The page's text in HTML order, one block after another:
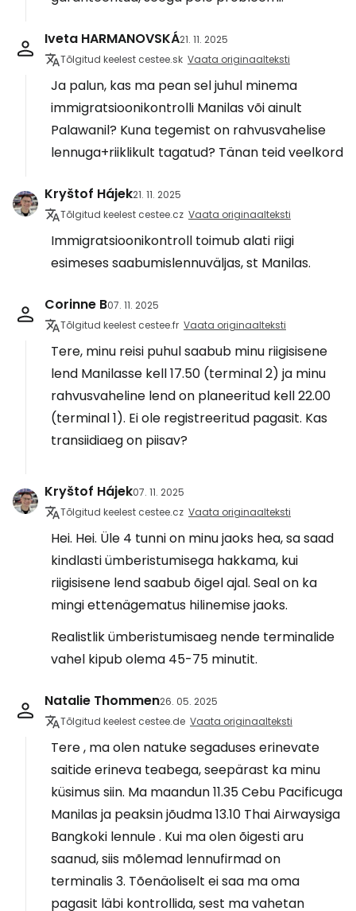
Iveta HARMANOVSKÁ21. 11. 2025
Tõlgitud keelest cestee.sk Vaata originaalteksti
Ja palun, kas ma pean sel juhul minema
immigratsioonikontrolli Manilas või ainult
Palawanil? Kuna tegemist on rahvusvahelise
lennuga+riiklikult tagatud? Tänan teid veelkord
Kryštof Hájek21. 11. 2025
Tõlgitud keelest cestee.cz Vaata originaalteksti
Immigratsioonikontroll toimub alati riigi
esimeses saabumislennuväljas, st Manilas.
Corinne B07. 11. 2025
Tõlgitud keelest cestee.fr Vaata originaalteksti
Tere, minu reisi puhul saabub minu riigisisene
lend Manilasse kell 17.50 (terminal 2) ja minu
rahvusvaheline lend on planeeritud kell 22.00
(terminal 1). Ei ole registreeritud pagasit. Kas
transiidiaeg on piisav?
Kryštof Hájek07. 11. 2025
Tõlgitud keelest cestee.cz Vaata originaalteksti
Hei. Hei. Üle 4 tunni on minu jaoks hea, sa saad
kindlasti ümberistumisega hakkama, kui
riigisisene lend saabub õigel ajal. Seal on ka
mingi ettenägematus hilinemise jaoks.
Realistlik ümberistumisaeg nende terminalide
vahel kipub olema 45-75 minutit.
Natalie Thommen26. 05. 2025
Tõlgitud keelest cestee.de Vaata originaalteksti
Tere , ma olen natuke segaduses erinevate
saitide erineva teabega, seepärast ka minu
küsimus siin. Ma maandun 11.35 Cebu Pacificuga
Manilas ja peaksin jõudma 13.10 Thai Airwaysiga
Bangkoki lennule . Kui ma olen õigesti aru
saanud, siis mõlemad lennufirmad on
terminalis 3. Tõenäoliselt ei saa ma oma
pagasit läbi kontrollida, sest ma vahetan